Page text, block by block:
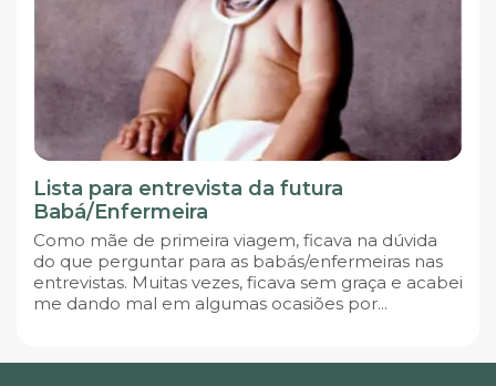
Lista para entrevista da futura
Babá/Enfermeira
Como mãe de primeira viagem, ficava na dúvida
do que perguntar para as babás/enfermeiras nas
entrevistas. Muitas vezes, ficava sem graça e acabei
me dando mal em algumas ocasiões por...